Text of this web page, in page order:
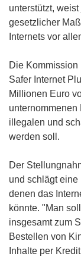
unterstützt,
gesetzlicher
Internets vor
Die Kommission
Safer Internet
Millionen Euro
unternommenen
illegalen und
werden soll.
Der
und schlägt
denen das
könnte. "Man
insgesamt zum
Bestellen von
Inhalte per